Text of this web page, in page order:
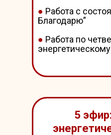
● Работа с
Благодарю”
● Работа по
5